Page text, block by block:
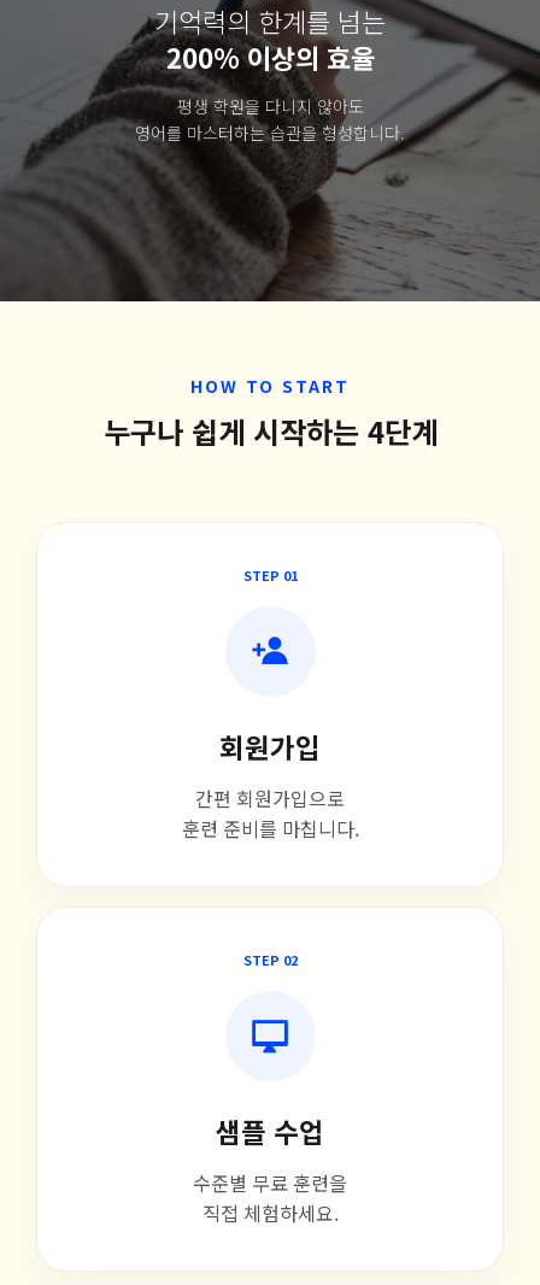
기억력의 한계를 넘는
200% 이상의 효율
평생 학원을 다니지 않아도
영어를 마스터하는 습관을 형성합니다.
HOW TO START
누구나 쉽게 시작하는 4단계
STEP 01
회원가입
간편 회원가입으로
훈련 준비를 마칩니다.
STEP 02
샘플 수업
수준별 무료 훈련을
직접 체험하세요.